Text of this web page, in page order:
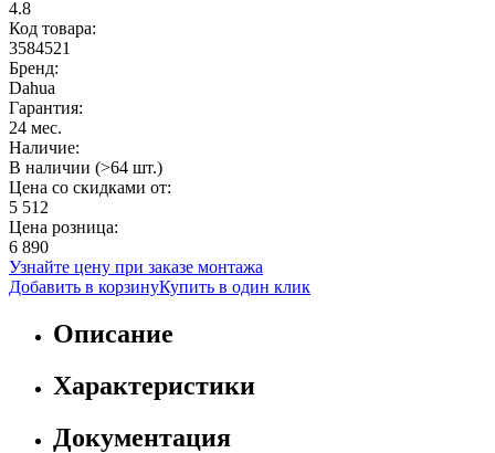
4.8
Код товара:
3584521
Бренд:
Dahua
Гарантия:
24 мес.
Наличие:
В наличии (>64 шт.)
Цена со скидками от:
5 512
Цена розница:
6 890
Узнайте цену при заказе монтажа
Добавить в корзинуКупить в один клик
Описание
Характеристики
Документация